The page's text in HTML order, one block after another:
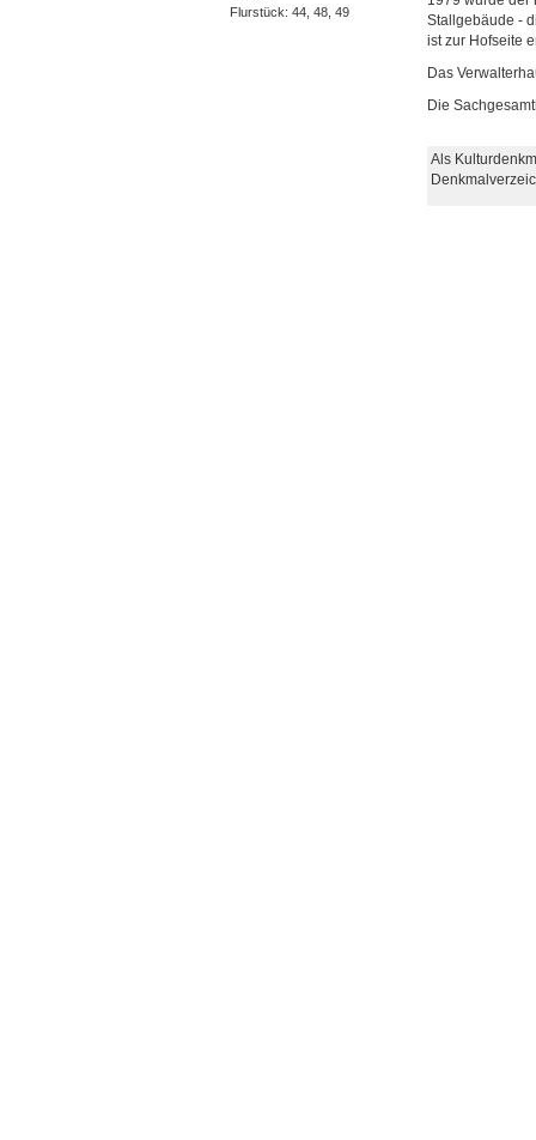
Flurstück: 44, 48, 49
Stallgebäude -
ist zur Hofseite
Das
Die
Als